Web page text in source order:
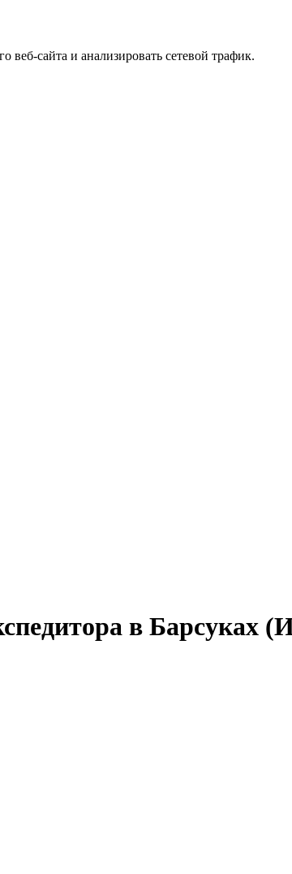
сайта и анализировать сетевой трафик.
в Барсуках